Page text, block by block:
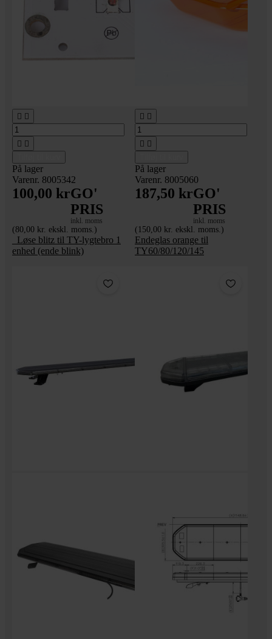
 
 
På lager
Varenr. 8005342
100,00 krGO'
PRIS
inkl. moms
(80,00 kr. ekskl. moms.)
_Løse blitz til TY-lygtebro 1
enhed (ende blink)
 
 
På lager
Varenr. 8005060
187,50 krGO'
PRIS
inkl. moms
(150,00 kr. ekskl. moms.)
Endeglas orange til
TY60/80/120/145